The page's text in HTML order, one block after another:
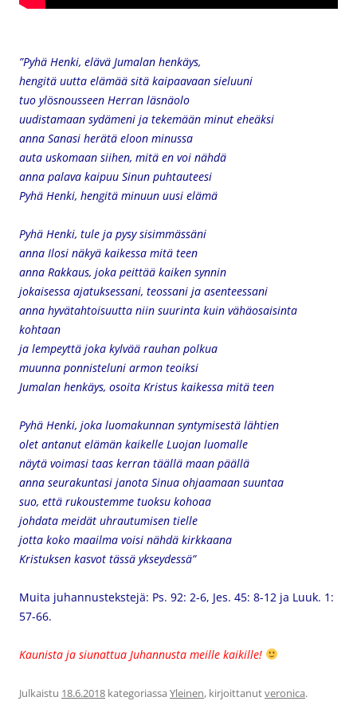
”Pyhä Henki, elävä Jumalan henkäys,
hengitä uutta elämää sitä kaipaavaan sieluuni
tuo ylösnousseen Herran läsnäolo
uudistamaan sydämeni ja tekemään minut eheäksi
anna Sanasi herätä eloon minussa
auta uskomaan siihen, mitä en voi nähdä
anna palava kaipuu Sinun puhtauteesi
Pyhä Henki, hengitä minuun uusi elämä
Pyhä Henki, tule ja pysy sisimmässäni
anna Ilosi näkyä kaikessa mitä teen
anna Rakkaus, joka peittää kaiken synnin
jokaisessa ajatuksessani, teossani ja asenteessani
anna hyvätahtoisuutta niin suurinta kuin vähäosaisinta
kohtaan
ja lempeyttä joka kylvää rauhan polkua
muunna ponnisteluni armon teoiksi
Jumalan henkäys, osoita Kristus kaikessa mitä teen
Pyhä Henki, joka luomakunnan syntymisestä lähtien
olet antanut elämän kaikelle Luojan luomalle
näytä voimasi taas kerran täällä maan päällä
anna seurakuntasi janota Sinua ohjaamaan suuntaa
suo, että rukoustemme tuoksu kohoaa
johdata meidät uhrautumisen tielle
jotta koko maailma voisi nähdä kirkkaana
Kristuksen kasvot tässä ykseydessä”
Muita juhannustekstejä: Ps. 92: 2-6, Jes. 45: 8-12 ja Luuk. 1:
57-66.
Kaunista ja siunattua Juhannusta meille kaikille!
Julkaistu 18.6.2018 kategoriassa Yleinen, kirjoittanutveronica.